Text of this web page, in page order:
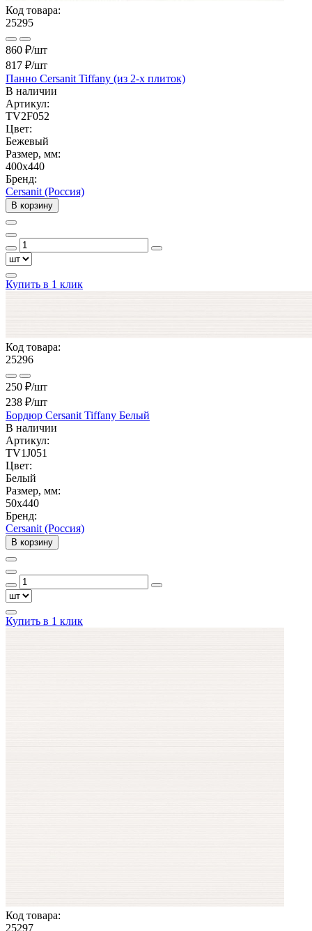
Код товара:
25295
860 ₽/шт
817 ₽/шт
Панно Cersanit Tiffany (из 2-х плиток)
В наличии
Артикул:
TV2F052
Цвет:
Бежевый
Размер, мм:
400x440
Бренд:
Cersanit (Россия)
В корзину
Купить в 1 клик
Код товара:
25296
250 ₽/шт
238 ₽/шт
Бордюр Cersanit Tiffany Белый
В наличии
Артикул:
TV1J051
Цвет:
Белый
Размер, мм:
50x440
Бренд:
Cersanit (Россия)
В корзину
Купить в 1 клик
Код товара:
25297